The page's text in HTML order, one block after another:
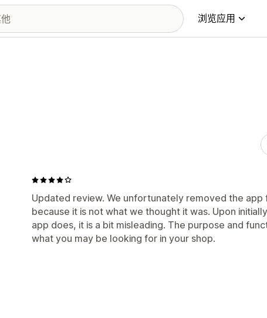
浏览应用
Updated review. We unfortunately removed the app
because it is not what we thought it was. Upon
app does, it is a bit misleading. The purpose and
what you may be looking for in your shop.